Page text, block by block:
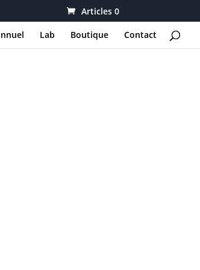
Articles 0
Lab Boutique Contact